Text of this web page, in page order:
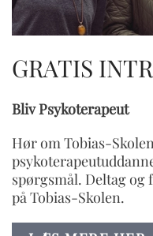
GRATIS
Bliv Psykoterapeut
Hør om Tobias-
spørgsmål. Deltag og
på Tobias-Skolen.